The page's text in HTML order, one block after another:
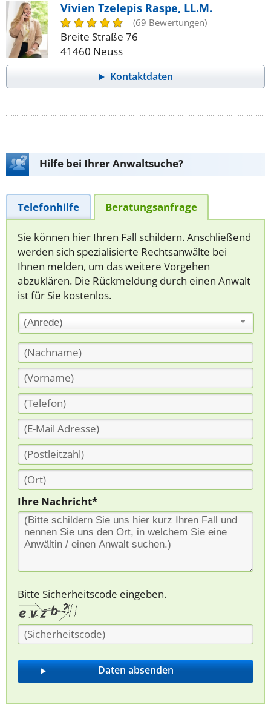
Vivien Tzelepis Raspe, LL.M.
(69 Bewertungen)
Breite Straße 76
41460 Neuss
Kontaktdaten
Hilfe bei Ihrer Anwaltsuche?
Telefonhilfe Beratungsanfrage
Sie können hier Ihren Fall schildern. Anschließend
werden sich spezialisierte Rechtsanwälte bei
Ihnen melden, um das weitere Vorgehen
abzuklären. Die Rückmeldung durch einen Anwalt
ist für Sie kostenlos.
(Anrede)
Ihre Nachricht*
Bitte Sicherheitscode eingeben.